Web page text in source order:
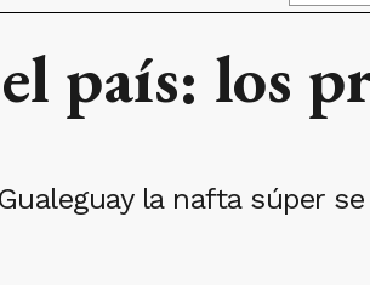
país: los
la nafta súper